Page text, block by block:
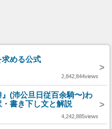
める公式
>
2,842,844views
』(沛公旦日従百余騎〜)わ
書き下し文と解説
>
4,242,885views